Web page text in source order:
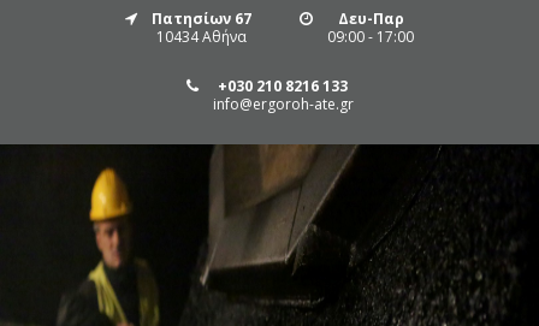
Πατησίων 67
10434 Αθήνα
Δευ-Παρ
09:00 - 17:00
+030 210 8216 133
info@ergoroh-ate.gr